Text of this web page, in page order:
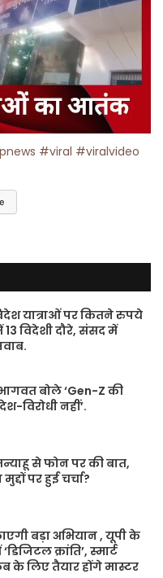
#viral #viralvideo
यात्राओं पर कितने रुपये
13 विदेशी दौरे, संसद में
बोले ‘Gen-Z की
विरोधी नहीं’.
से फोन पर की बात,
पर हुई चर्चा?
बड़ा अभियान , यूपी के
क्रांति’, स्मार्ट
के लिए तैयार होंगे मास्टर